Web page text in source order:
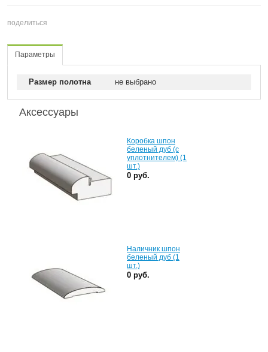
поделиться
Параметры
Размер полотна не выбрано
Аксессуары
Коробка шпон
беленый дуб (с
уплотнителем) (1
шт.)
0 руб.
Наличник шпон
беленый дуб (1
шт.)
0 руб.